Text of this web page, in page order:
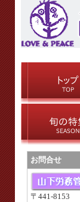
お問合せ
〒441-8153